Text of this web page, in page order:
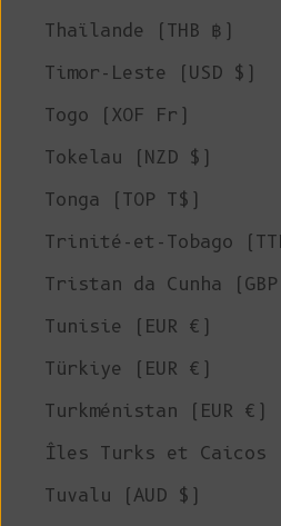
Thaïlande (THB ฿)
Timor-Leste (USD $)
Togo (XOF Fr)
Tokelau (NZD $)
Tonga (TOP T$)
Trinité-et-Tobago
Tristan da Cunha
Tunisie (EUR €)
Türkiye (EUR €)
Turkménistan (EUR €)
Îles Turks et Caicos
Tuvalu (AUD $)